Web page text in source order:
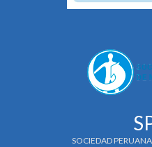
SOCIEDAD